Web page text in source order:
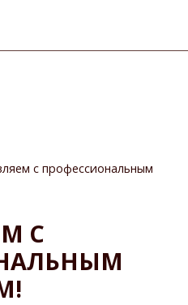
с профессиональным
С